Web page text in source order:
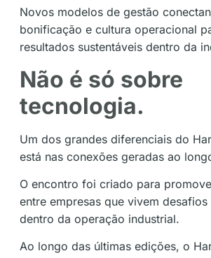
Novos modelos de gestão
bonificação e cultura operacional
resultados sustentáveis dentro da
Não é só sobre
tecnologia.
Um dos grandes diferenciais do
está nas conexões geradas ao
O encontro foi criado para
entre empresas que vivem desafios
dentro da operação industrial.
Ao longo das últimas edições, o